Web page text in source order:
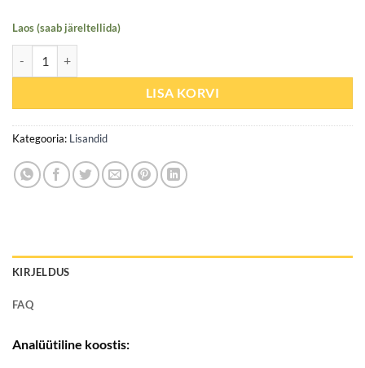
Laos (saab järeltellida)
LISA KORVI
Kategooria: Lisandid
KIRJELDUS
FAQ
Analüütiline koostis: